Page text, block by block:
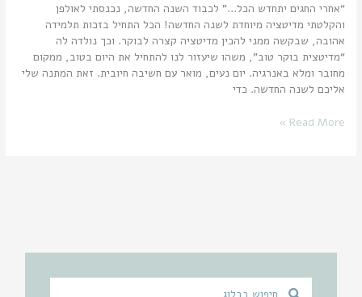
“אחרי החגים יתחדש הכל…” לכבוד השנה החדשה, נכנסתי לאולפן
והקלטתי מדיטציה מיוחדת לשנה החדשה! הכל התחיל בזכות תלמידה
אהובה, שבקשה ממני להכין מדיטציה קצרה לבוקר. וכך נולדה לה
“מדיטצית בוקר טוב”, משהו שיעזור לנו להתחיל את היום בטוב, ממקום
מחובר ומלא באנרגיה. יום נעים, מואר עם חשיבה חיובית. זאת המתנה שלי
אליכם לשנה החדשה. כדי
Read More »
י